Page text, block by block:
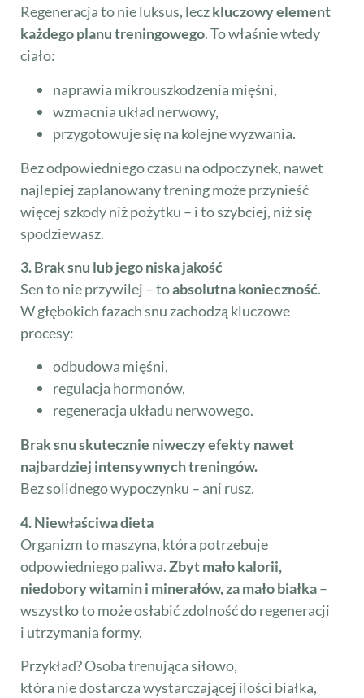
Regeneracja to nie luksus, leczkluczowy element
każdego planu treningowego. To właśnie wtedy
ciało:
naprawia mikrouszkodzenia mięśni,
wzmacnia układ nerwowy,
przygotowuje się na kolejne wyzwania.
Bez odpowiedniego czasu na odpoczynek, nawet
najlepiej zaplanowany trening może przynieść
więcej szkody niż pożytku – i to szybciej, niż się
spodziewasz.
3. Brak snu lub jego niska jakość
Sen to nie przywilej – toabsolutna konieczność.
W głębokich fazach snu zachodzą kluczowe
procesy:
odbudowa mięśni,
regulacja hormonów,
regeneracja układu nerwowego.
Brak snu skutecznie niweczy efekty nawet
najbardziej intensywnych treningów.
Bez solidnego wypoczynku – ani rusz.
4. Niewłaściwa dieta
Organizm to maszyna, która potrzebuje
odpowiedniego paliwa.Zbyt mało kalorii,
niedobory witamin i minerałów, za mało białka–
wszystko to może osłabić zdolność do regeneracji
i utrzymania formy.
Przykład? Osoba trenująca siłowo,
która nie dostarcza wystarczającej ilości białka,